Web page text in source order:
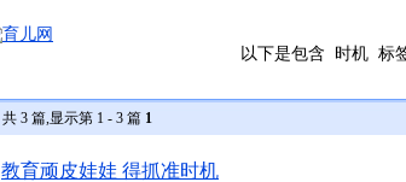
以下是包含 时机 标
共 3 篇,显示第 1 - 3 篇 1
教育顽皮娃娃 得抓准时机